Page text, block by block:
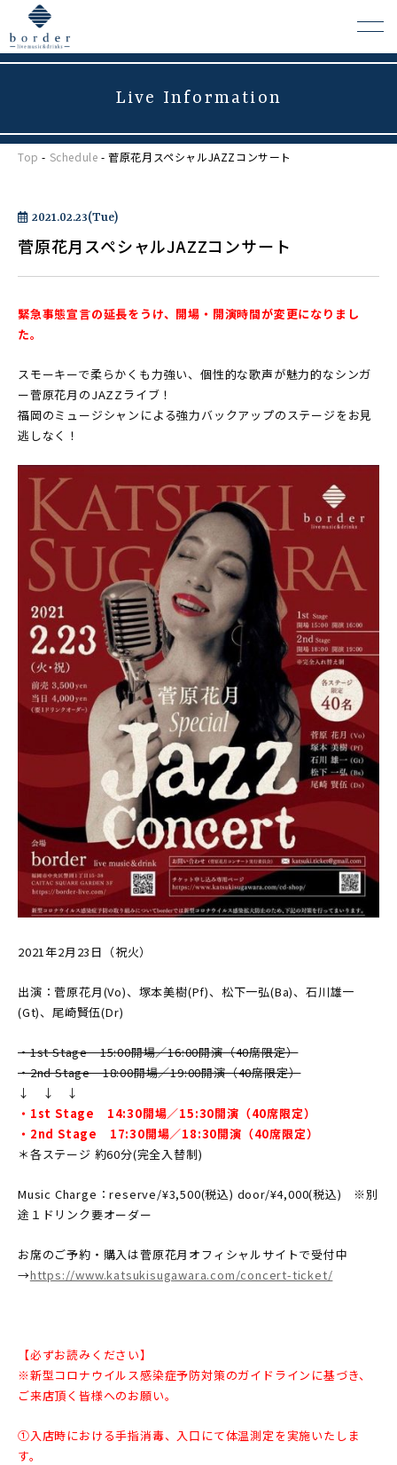
よくある質問
Live Information
Top - Schedule - 菅原花月スペシャルJAZZコンサート
2021.02.23(Tue)
菅原花月スペシャルJAZZコンサート
緊急事態宣言の延長をうけ、開場・開演時間が変更になりまし
た。
スモーキーで柔らかくも力強い、個性的な歌声が魅力的なシンガ
ー菅原花月のJAZZライブ！
福岡のミュージシャンによる強力バックアップのステージをお見
逃しなく！
2021年2月23日（祝火）
出演：菅原花月(Vo)、塚本美樹(Pf)、松下一弘(Ba)、石川雄一
(Gt)、尾崎賢伍(Dr)
・1st Stage 15:00開場／16:00開演（40席限定）
・2nd Stage 18:00開場／19:00開演（40席限定）
↓ ↓ ↓
・1st Stage 14:30開場／15:30開演（40席限定）
・2nd Stage 17:30開場／18:30開演（40席限定）
＊各ステージ 約60分(完全入替制)
Music Charge：reserve/¥3,500(税込) door/¥4,000(税込) ※別
途１ドリンク要オーダー
お席のご予約・購入は菅原花月オフィシャルサイトで受付中
→https://www.katsukisugawara.com/concert-ticket/
【必ずお読みください】
※新型コロナウイルス感染症予防対策のガイドラインに基づき、
ご来店頂く皆様へのお願い。
①入店時における手指消毒、入口にて体温測定を実施いたしま
す。